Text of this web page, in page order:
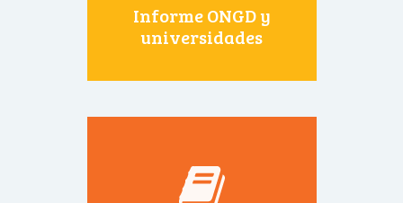
Informe ONGD y
universidades